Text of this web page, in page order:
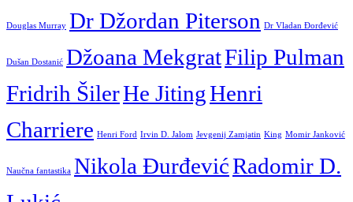
Douglas Murray Dr Džordan Piterson Dr Vladan Đorđević
Dušan Dostanić Džoana MekgratFilip Pulman
Fridrih ŠilerHe JitingHenri
Charriere Henri Ford Irvin D. Jalom Jevgenij Zamjatin King Momir Janković
Naučna fantastika Nikola ĐurđevićRadomir D.